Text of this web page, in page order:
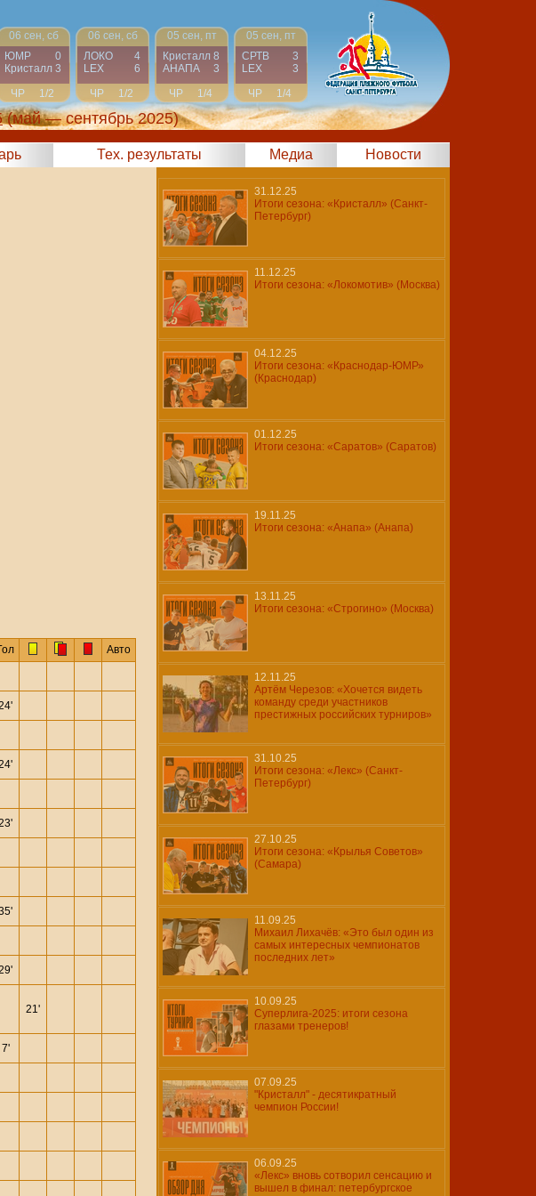
06 сен, сб
ЮМР
0
Кристалл 3
ЧР
1/2
06 сен, сб
ЛОКО
4
LEX
6
ЧР
1/2
05 сен, пт
Кристалл 8
АНАПА
3
ЧР
1/4
05 сен, пт
СРТВ
3
LEX
3
ЧР
1/4
(май — сентябрь 2025)
Тех. результаты Медиа Новости
Авто
21'
7'
31.12.25
Итоги сезона: «Кристалл» (Санкт-
Петербург)
11.12.25
Итоги сезона: «Локомотив» (Москва)
04.12.25
Итоги сезона: «Краснодар-ЮМР»
(Краснодар)
01.12.25
Итоги сезона: «Саратов» (Саратов)
19.11.25
Итоги сезона: «Анапа» (Анапа)
13.11.25
Итоги сезона: «Строгино» (Москва)
12.11.25
Артём Черезов: «Хочется видеть
команду среди участников
престижных российских турниров»
31.10.25
Итоги сезона: «Лекс» (Санкт-
Петербург)
27.10.25
Итоги сезона: «Крылья Советов»
(Самара)
11.09.25
Михаил Лихачёв: «Это был один из
самых интересных чемпионатов
последних лет»
10.09.25
Суперлига-2025: итоги сезона
глазами тренеров!
07.09.25
"Кристалл" - десятикратный
чемпион России!
06.09.25
«Лекс» вновь сотворил сенсацию и
вышел в финал: петербургское